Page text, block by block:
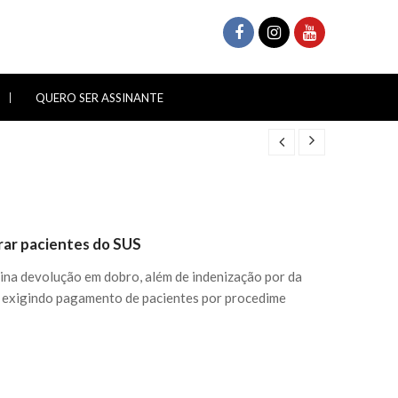
QUERO SER ASSINANTE
pacientes do SUS
devolução em dobro, além de indenização por da
pagamento de pacientes por procedime